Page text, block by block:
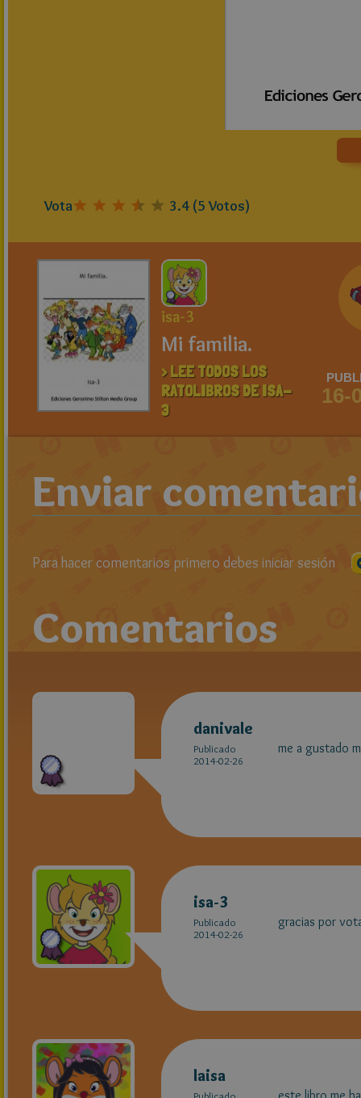
Vota 3.4 (5Votos)
isa-3
Mi familia.
> LEE TODOS LOS
RATOLIBROS DE ISA-
3
16-
Enviar
Para hacer comentarios primero debes iniciar sesión
Comentarios
danivale
Publicado
2014-02-26
me a gustado
isa-3
Publicado
2014-02-26
gracias por
laisa